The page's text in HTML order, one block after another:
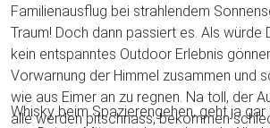
Familienausflug bei strahlendem
Traum! Doch dann passiert es. Als würde
kein entspanntes Outdoor Erlebnis
Vorwarnung der Himmel zusammen und
wie aus Eimer an zu regnen. Na toll, der
alle werden pitschnass, bekommen
Whisky beim Spazierengehen, geht ja gar